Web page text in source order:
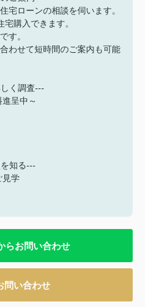
宅ローンの相談を伺います。
購入できます。
す。
わせて短時間のご案内も可能
く調査---
呈中～
知る---
学
らお問い合わせ
問い合わせ